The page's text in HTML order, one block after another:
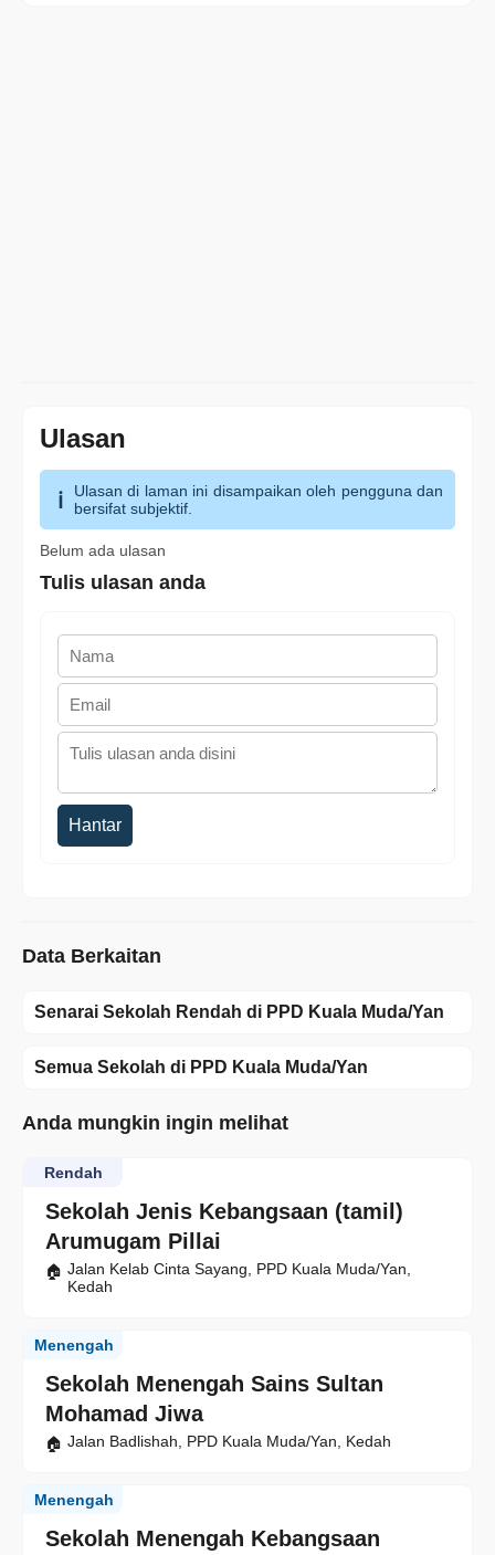
Ulasan
Ulasan di laman ini disampaikan oleh pengguna dan
bersifat subjektif.
Belum ada ulasan
Tulis ulasan anda
Hantar
Data Berkaitan
Senarai Sekolah Rendah di PPD Kuala Muda/Yan
Semua Sekolah di PPD Kuala Muda/Yan
Anda mungkin ingin melihat
Sekolah Jenis Kebangsaan (tamil)
Arumugam Pillai
Rendah
Jalan Kelab Cinta Sayang, PPD Kuala Muda/Yan,
Kedah
Sekolah Menengah Sains Sultan
Mohamad Jiwa
Menengah
Jalan Badlishah, PPD Kuala Muda/Yan, Kedah
Sekolah Menengah Kebangsaan
Menengah